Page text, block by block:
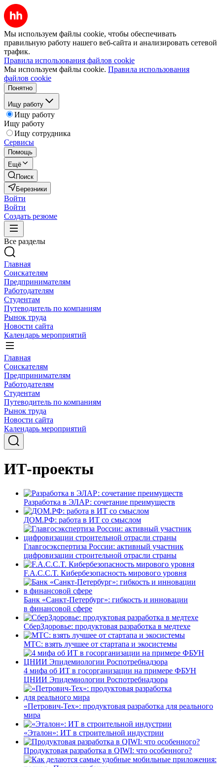
Мы используем файлы cookie, чтобы обеспечивать
правильную работу нашего веб-сайта и анализировать сетевой
трафик.
Правила использования файлов cookie
Мы используем файлы cookie. Правила использования
файлов cookie
Понятно
Ищу работу
Ищу работу
Ищу работу
Ищу сотрудника
Сервисы
Помощь
Ещё
Поиск
Березники
Войти
Войти
Создать резюме
Все разделы
Главная
Соискателям
Предпринимателям
Работодателям
Студентам
Путеводитель по компаниям
Рынок труда
Новости сайта
Календарь мероприятий
Главная
Соискателям
Предпринимателям
Работодателям
Студентам
Путеводитель по компаниям
Рынок труда
Новости сайта
Календарь мероприятий
ИТ-проекты
Разработка в ЭЛАР: сочетание преимуществ
ДОМ.РФ: работа в ИТ со смыслом
Главгосэкспертиза России: активный участник
цифровизации строительной отрасли страны
F.A.C.C.T. Кибербезопасность мирового уровня
Банк «Санкт-Петербург»: гибкость и инновации
в финансовой сфере
СберЗдоровье: продуктовая разработка в медтехе
МТС: взять лучшее от стартапа и экосистемы
4 мифа об ИТ в госорганизации на примере ФБУН
ЦНИИ Эпидемиологии Роспотребнадзора
«Петрович-Тех»: продуктовая разработка для реального
мира
«Эталон»: ИТ в строительной индустрии
Продуктовая разработка в QIWI: что особенного?